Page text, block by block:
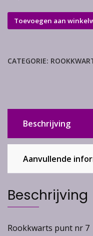
Rookkwarts
punt
Toevoegen aan
CATEGORIE:
Beschrijving
Aanvullende
Beschrijving
Rookkwarts punt nr 7